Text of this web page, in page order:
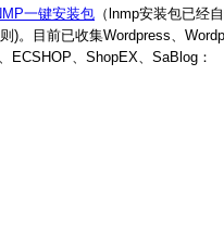
一键安装包 （lnmp安装包已经
。目前已收集Wordpress、
ECSHOP、ShopEX、SaBlog：